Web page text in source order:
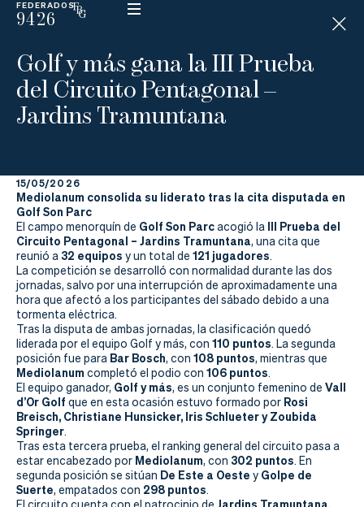
FEDERADOS
9426
ESP
N
D
C
A
P
La
Federación
Federarse
Jugar
Aprender
Actualidad
Tienda
Golf y más gana la III Prueba
del Circuito Pentagonal –
Jardins Tramuntana
15/05/2026
Mediolanum consolida su liderato tras la cita disputada en
Golf Son Parc
El campo menorquín de Golf Son Parcacogió la III Prueba del
Circuito Pentagonal – Jardins Tramuntana, una cita que
reunió a32 equipos y un total de 121 jugadores.
La competición se desarrolló con normalidad durante las dos
jornadas, salvo por una interrupción de aproximadamente una
hora que afectó a los participantes del sábado debido a una
tormenta eléctrica.
Tras la disputa de ambas jornadas, la clasificación quedó
liderada por el equipo Golf y más, con 110 puntos. La segunda
posición fue para Bar Bosch, con 108 puntos, mientras que
Mediolanum completó el podio con 106 puntos.
El equipo ganador, Golf y más, es un conjunto femenino de Vall
d’Or Golf que en esta ocasión estuvo formado por Rosi
Breisch, Christiane Hunsicker, Iris Schlueter y Zoubida
Springer.
Tras esta tercera prueba, el ranking general del circuito pasa a
estar encabezado por Mediolanum, con 302 puntos. En
segunda posición se sitúan De Este a Oeste y Golpe de
Suerte, empatados con 298 puntos.
Jardins Tramuntana